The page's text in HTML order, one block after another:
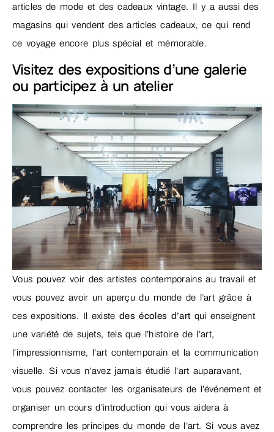
articles de mode et des cadeaux vintage. Il y a aussi des
magasins qui vendent des articles cadeaux, ce qui rend
ce voyage encore plus spécial et mémorable.
Visitez des expositions d’une galerie
ou participez à un atelier
Vous pouvez voir des artistes contemporains au travail et
vous pouvez avoir un aperçu du monde de l’art grâce à
ces expositions. Il existe des écoles d’art qui enseignent
une variété de sujets, tels que l’histoire de l’art,
l’impressionnisme, l’art contemporain et la communication
visuelle. Si vous n’avez jamais étudié l’art auparavant,
vous pouvez contacter les organisateurs de l’événement et
organiser un cours d’introduction qui vous aidera à
comprendre les principes du monde de l’art. Si vous avez